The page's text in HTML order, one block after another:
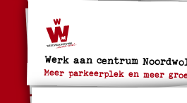
Werk aan centrum
Meer parkeerplek en meer